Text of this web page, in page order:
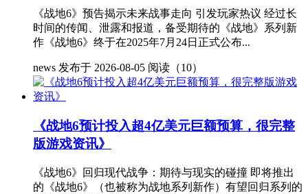
《战地6》预告揭示未来战事走向 引发玩家热议 经过长
时间的传闻、泄露和报道，备受期待的《战地》系列新
作《战地6》终于在2025年7月24日正式公布...
news 发布于 2026-08-05 阅读（10）
《战地6预计投入超4亿美元巨额预算，很完整
版游戏资讯》
《战地6》回归现代战争：期待与现实的碰撞 即将推出
的《战地6》（也被称为战地系列新作）有望回归系列的